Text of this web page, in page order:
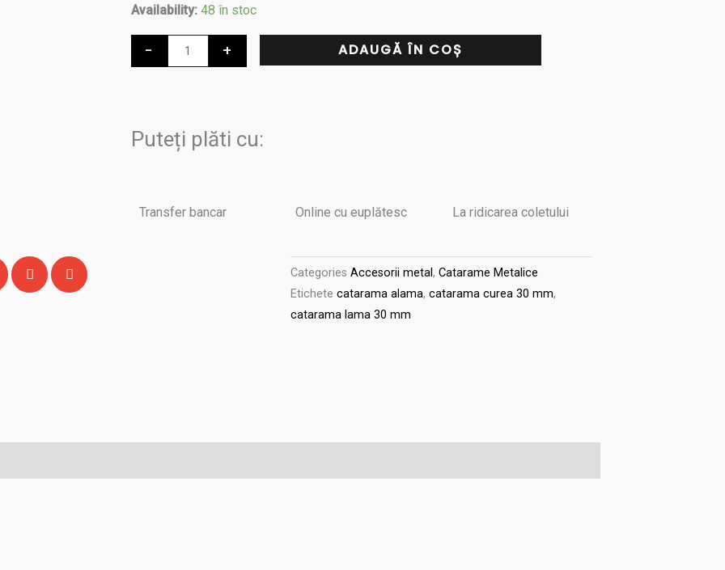
Availability: 48 în stoc
-
Cantitate
Catarama
816(222)
+ ADAUGĂ ÎN COȘ
Puteți plăti cu:
Transfer bancar Online cu euplătesc La ridicarea coletului
Categories Accesorii metal, Catarame Metalice
Etichete catarama alama, catarama curea 30 mm,
catarama lama 30 mm